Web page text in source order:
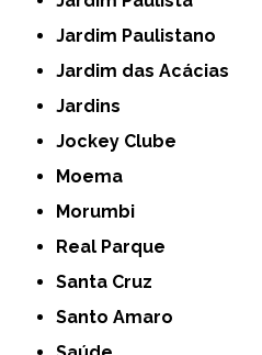
Jardim Paulistano
Jardim das Acácias
Jardins
Jockey Clube
Moema
Morumbi
Real Parque
Santa Cruz
Santo Amaro